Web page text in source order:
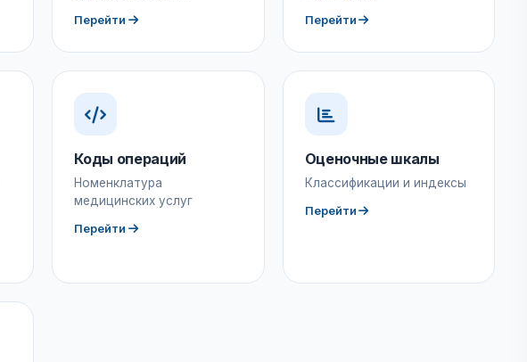
Перейти Перейти
Коды операций
Номенклатура
медицинских услуг
Перейти
Оценочные шкалы
Классификации и индексы
Перейти